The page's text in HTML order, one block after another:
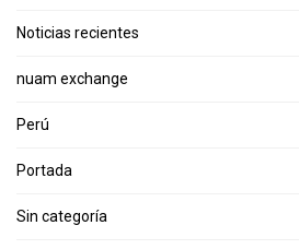
Noticias recientes
nuam exchange
Perú
Portada
Sin categoría